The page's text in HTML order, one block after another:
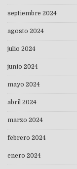
septiembre 2024
agosto 2024
julio 2024
junio 2024
mayo 2024
abril 2024
marzo 2024
febrero 2024
enero 2024